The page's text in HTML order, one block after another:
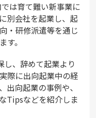
は育て難い新事業に
別会社を起業し、起
・研修派遣等を通じ
。
、辞めて起業より
際に出向起業中の経
出向起業の事例や、
Tipsなどを紹介しま